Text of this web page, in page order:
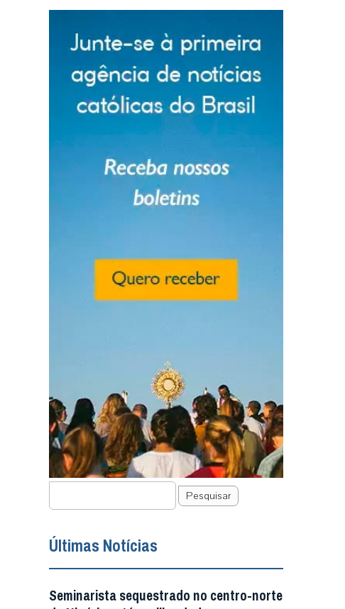
Pesquisar
Últimas Notícias
Seminarista sequestrado no centro-norte